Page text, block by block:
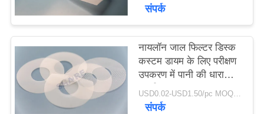
करें
साइटमैप
PRIVACY
संपर्क
नायलॉन जाल फिल्टर डिस्क
कस्टम डायम के लिए परीक्षण
उपकरण में पानी की धारा
सरलीकरण
USD0.02-USD1.50/pc MOQ:200PCS
संपर्क